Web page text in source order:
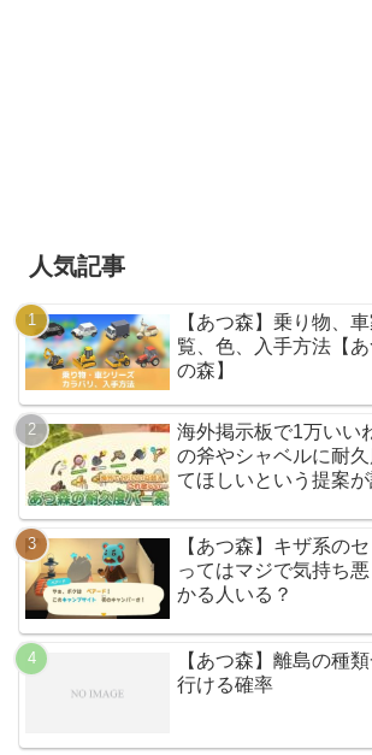
人気記事
【あつ森】乗り物、
覧、色、入手方法【
の森】
海外掲示板で1万いい
の斧やシャベルに耐
てほしいという提案
【あつ森】キザ系の
ってはマジで気持ち
かる人いる？
【あつ森】離島の種
行ける確率